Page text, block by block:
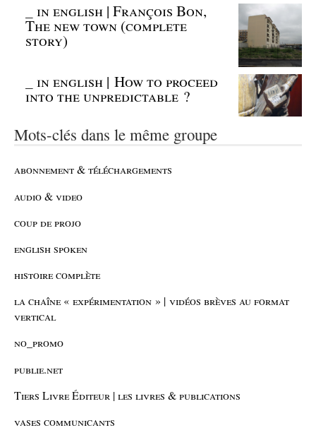
_in english | François Bon,
The new town (complete
story)
_in english | How to proceed
into the unpredictable ?
Mots-clés dans le même groupe
abonnement & téléchargements
audio & video
coup de projo
english spoken
histoire complète
la chaîne « expérimentation » | vidéos brèves au format
vertical
no_promo
publie.net
Tiers Livre Éditeur | les livres & publications
vases communicants